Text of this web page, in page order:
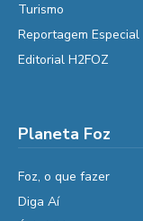
Turismo
Reportagem Especial
Editorial H2FOZ
Planeta Foz
Foz, o que fazer
Diga Aí